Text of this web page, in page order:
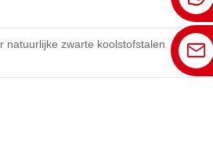
natuurlijke zwarte koolstofstalen